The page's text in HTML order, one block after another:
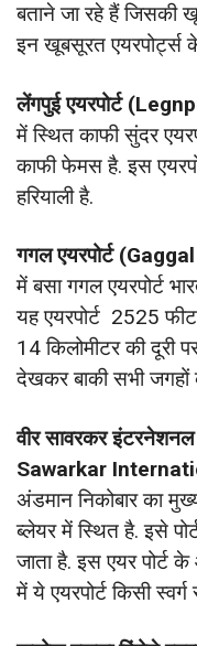
बताने जा रहे हैं
इन खूबसूरत एयरपोर्ट्स
लेंगपुई एयरपोर्ट
में स्थित काफी सुंदर
काफी फेमस है. इस
हरियाली है.
गगल एयरपोर्ट
में बसा गगल एयरपोर्ट
यह एयरपोर्ट 2525
14 किलोमीटर की दूरी
देखकर बाकी सभी जगहों
वीर सावरकर इंटरनेशनल
Sawarkar
अंडमान निकोबार का
ब्लेयर में स्थित है. इसे
जाता है. इस एयर पोर्ट
में ये एयरपोर्ट किसी